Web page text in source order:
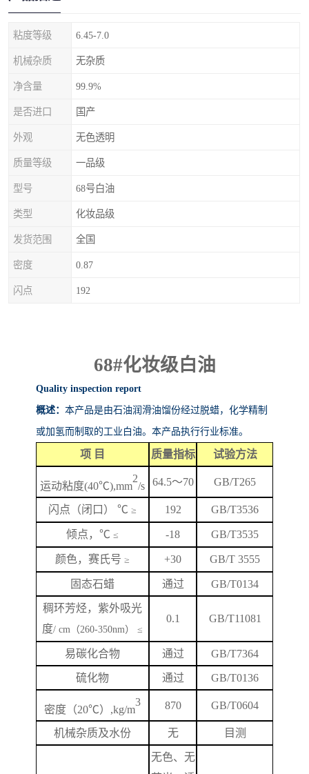
粘度等级 6.45-7.0
机械杂质 无杂质
净含量 99.9%
是否进口 国产
外观 无色透明
质量等级 一品级
型号 68号白油
类型 化妆品级
发货范围 全国
密度 0.87
闪点 192
68#化妆级白油
Quality inspection report
概述： 本产品是由石油润滑油馏份经过脱蜡，化学精制
或加氢而制取的工业白油。本产品执行行业标准。
项 目 质量指标 试验方法
运动粘度(40℃),mm
2
/s 64.5～70 GB/T265
闪 点 （闭口） ℃ ≥ 192 GB/T3536
倾点， ℃ ≤ -18 GB/T3535
颜色，赛氏号 ≥ +30 GB/T 3555
固态石蜡 通过 GB/T0134
稠环芳烃，紫外吸光
度/ cm（260-350nm） ≤
0.1 GB/T11081
易碳化合物 通过 GB/T7364
硫化物 通过 GB/T0136
密度（20℃）,kg/m
3 870 GB/T0604
机械杂质及水份 无 目测
无色、无